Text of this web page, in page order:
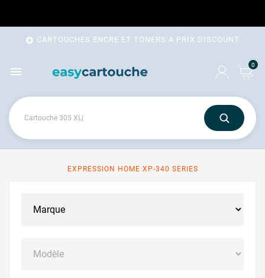
 CARTOUCHES ENCRE ET TONERS A PRIX DISCOUNT
 0
EXPRESSION HOME XP-340 SERIES